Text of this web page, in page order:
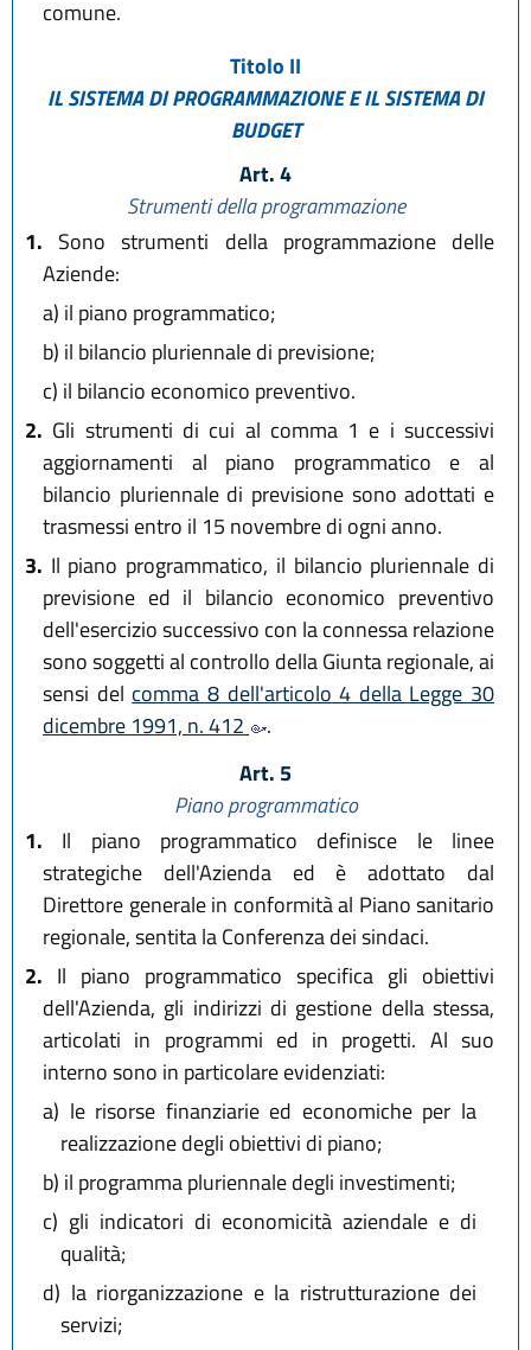
comune.
Titolo II
IL SISTEMA DI PROGRAMMAZIONE E IL SISTEMA DI
BUDGET
Art. 4
Strumenti della programmazione
1. Sono strumenti della programmazione delle
Aziende:
a) il piano programmatico;
b) il bilancio pluriennale di previsione;
c) il bilancio economico preventivo.
2. Gli strumenti di cui al comma 1 e i successivi
aggiornamenti al piano programmatico e al
bilancio pluriennale di previsione sono adottati e
trasmessi entro il 15 novembre di ogni anno.
3. Il piano programmatico, il bilancio pluriennale di
previsione ed il bilancio economico preventivo
dell'esercizio successivo con la connessa relazione
sono soggetti al controllo della Giunta regionale, ai
sensi del comma 8 dell'articolo 4 della Legge 30
dicembre 1991, n. 412
.
Art. 5
Piano programmatico
1. Il piano programmatico definisce le linee
strategiche dell'Azienda ed è adottato dal
Direttore generale in conformità al Piano sanitario
regionale, sentita la Conferenza dei sindaci.
2. Il piano programmatico specifica gli obiettivi
dell'Azienda, gli indirizzi di gestione della stessa,
articolati in programmi ed in progetti. Al suo
interno sono in particolare evidenziati:
a) le risorse finanziarie ed economiche per la
realizzazione degli obiettivi di piano;
b) il programma pluriennale degli investimenti;
c) gli indicatori di economicità aziendale e di
qualità;
d) la riorganizzazione e la ristrutturazione dei
servizi;